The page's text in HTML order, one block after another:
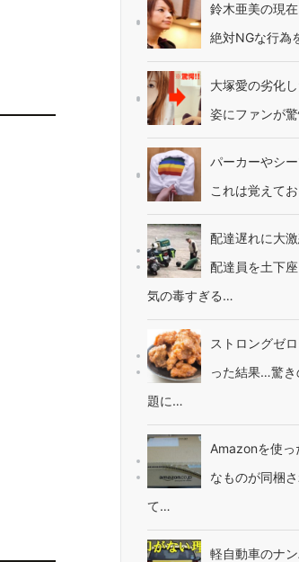
鈴木亜美の現
絶対NGな行為
大塚愛の劣化
姿にファンが
パーカーやシ
これは覚えて
配達遅れに大
配達員を土下
気の毒すぎる…
ストロングゼ
った結果…驚
題に…
Amazonを使
なものが同梱
て…
軽自動車のナ